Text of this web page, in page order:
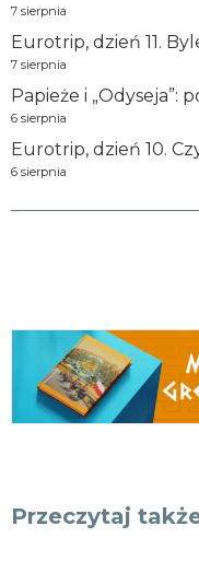
7 sierpnia
Eurotrip, dzień 11.
7 sierpnia
Papieże i „Odyseja”:
6 sierpnia
Eurotrip, dzień 10.
6 sierpnia
Przeczytaj